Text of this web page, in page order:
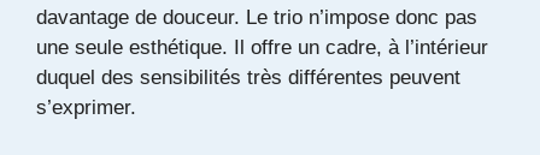
davantage de douceur. Le trio n’impose donc pas
une seule esthétique. Il offre un cadre, à l’intérieur
duquel des sensibilités très différentes peuvent
s’exprimer.